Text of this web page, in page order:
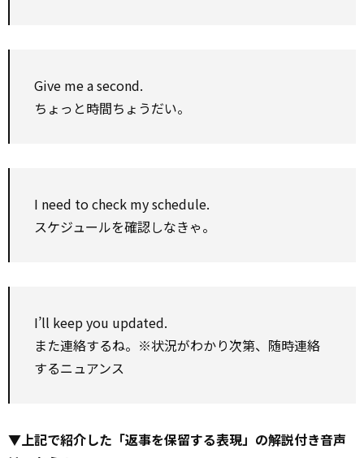
Give me a second.
ちょっと時間ちょうだい。
I need to check my schedule.
スケジュールを確認しなきゃ。
I’ll keep you updated.
また連絡するね。※状況がわかり次第、随時連絡
するニュアンス
▼上記で紹介した「返事を保留する表現」の解説付き音声